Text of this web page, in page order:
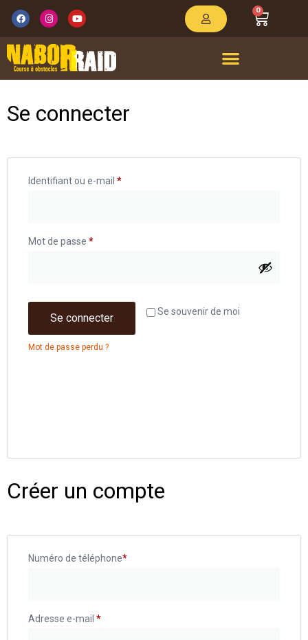
0
Se connecter
Identifiant ou e-mail *
Mot de passe *
Se souvenir de moi
Se connecter
Mot de passe perdu ?
Créer un compte
Numéro de téléphone*
Adresse e-mail *